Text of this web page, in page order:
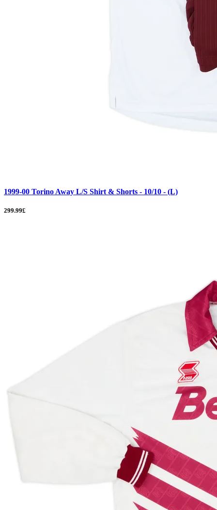
1999-00 Torino Away L/S Shirt & Shorts - 10/10 - (L)
299.99£